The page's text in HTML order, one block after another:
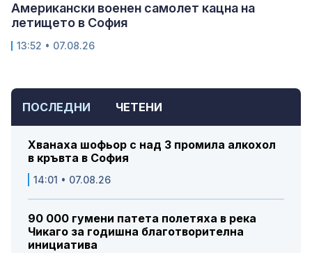
ПОСЛЕДНИ ЧЕТЕНИ
Хванаха шофьор с над 3 промила алкохол
в кръвта в София
14:01 • 07.08.26
90 000 гумени патета полетяха в река
Чикаго за годишна благотворителна
инициатива
Американски военен самолет кацна на
летището в София
13:52 • 07.08.26